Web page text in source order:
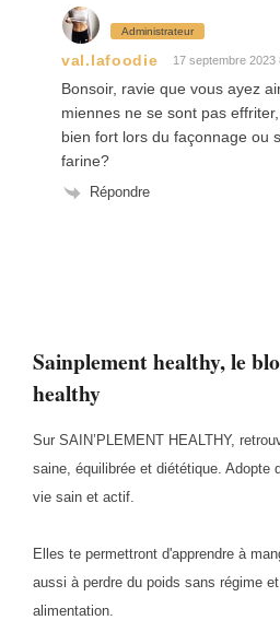
Sainplement healthy, le
healthy
Sur SAIN’PLEMENT HEALTHY,
saine, équilibrée et diététique. Adopte
vie sain et actif.
Elles te permettront d'apprendre à
aussi à perdre du poids sans régime
alimentation.
Administrateur
val.lafoodie 17 septembre 2023
Bonsoir, ravie que vous ayez
miennes ne se sont pas
bien fort lors du façonnage ou
farine?
Répondre